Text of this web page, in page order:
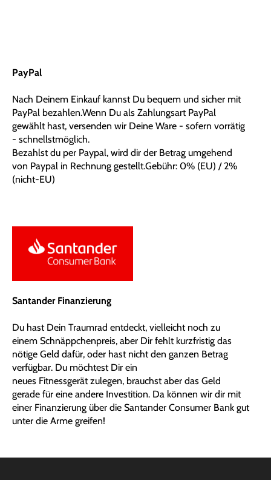
PayPal
Nach Deinem Einkauf kannst Du bequem und sicher mit
PayPal bezahlen.Wenn Du als Zahlungsart PayPal
gewählt hast, versenden wir Deine Ware - sofern vorrätig
- schnellstmöglich.
Bezahlst du per Paypal, wird dir der Betrag umgehend
von Paypal in Rechnung gestellt.Gebühr: 0% (EU) / 2%
(nicht-EU)
Santander Finanzierung
Du hast Dein Traumrad entdeckt, vielleicht noch zu
einem Schnäppchenpreis, aber Dir fehlt kurzfristig das
nötige Geld dafür, oder hast nicht den ganzen Betrag
verfügbar. Du möchtest Dir ein
neues Fitnessgerätzulegen, brauchst aber das Geld
gerade für eine andere Investition. Da können wir dir mit
einer Finanzierung über die Santander Consumer Bank gut
unter die Arme greifen!